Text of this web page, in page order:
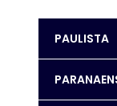
PAULISTA